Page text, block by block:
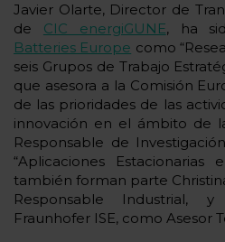
Javier Olarte, Director de
de CIC energiGUNE, ha
Batteries Europe como
seis Grupos de Trabajo
que asesora a la Comisión
de las prioridades de las
innovación en el ámbito de
Responsable de
“Aplicaciones
también forman parte
Responsable Industrial,
Fraunhofer ISE, como Asesor